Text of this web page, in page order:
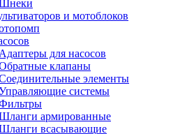
и мотоблоков
Адаптеры для насосов
клапаны
элементы
системы
армированные
всасывающие